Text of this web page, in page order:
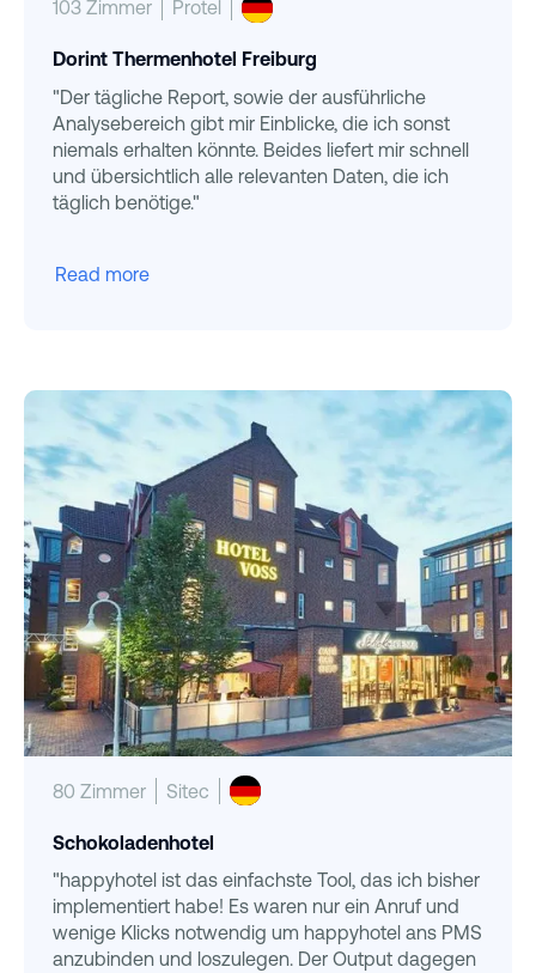
103 Zimmer Protel
Dorint Thermenhotel Freiburg
"Der tägliche Report, sowie der ausführliche
Analysebereich gibt mir Einblicke, die ich sonst
niemals erhalten könnte. Beides liefert mir schnell
und übersichtlich alle relevanten Daten, die ich
täglich benötige."
Read more
80 Zimmer Sitec
Schokoladenhotel
"happyhotel ist das einfachste Tool, das ich bisher
implementiert habe! Es waren nur ein Anruf und
wenige Klicks notwendig um happyhotel ans PMS
anzubinden und loszulegen. Der Output dagegen